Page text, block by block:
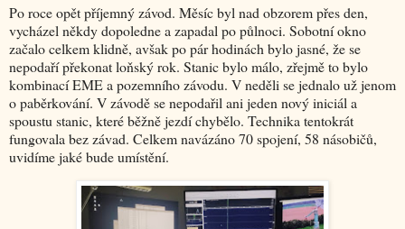
Po roce opět příjemný závod. Měsíc byl nad obzorem přes den,
vycházel někdy dopoledne a zapadal po půlnoci. Sobotní okno
začalo celkem klidně, avšak po pár hodinách bylo jasné, že se
nepodaří překonat loňský rok. Stanic bylo málo, zřejmě to bylo
kombinací EME a pozemního závodu. V neděli se jednalo už jenom
o paběrkování. V závodě se nepodařil ani jeden nový iniciál a
spoustu stanic, které běžně jezdí chybělo. Technika tentokrát
fungovala bez závad. Celkem navázáno 70 spojení, 58 násobičů,
uvidíme jaké bude umístění.